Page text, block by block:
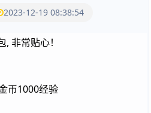
2023-12-19 08:38:54
, 非常贴心！
币1000经验